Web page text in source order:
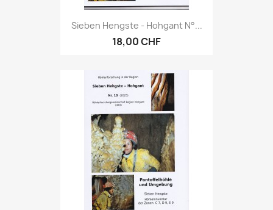
Sieben Hengste - Hohgant N°...
18,00 CHF